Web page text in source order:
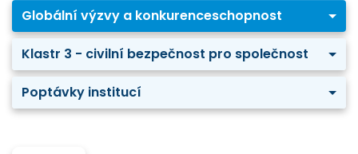
Globální výzvy a konkurenceschopnost
Klastr 3 - civilní bezpečnost pro společnost
Poptávky institucí